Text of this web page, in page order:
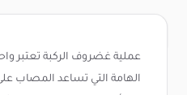
عملية غضروف الركبة تعتبر
الهامة التي تساعد المصاب